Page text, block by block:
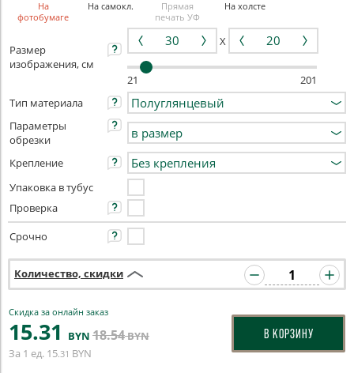
На
фотобумаге
На самокл.
Прямая
печать УФ
На холсте
Размер
изображения, см
X
21
201
Тип материала
Параметры
обрезки
Крепление
Упаковка в тубус
Проверка
Срочно
Количество, скидки
Скидка за онлайн заказ
15.31 BYN 18.54BYN
За 1 ед. 15.31 BYN
В КОРЗИНУ